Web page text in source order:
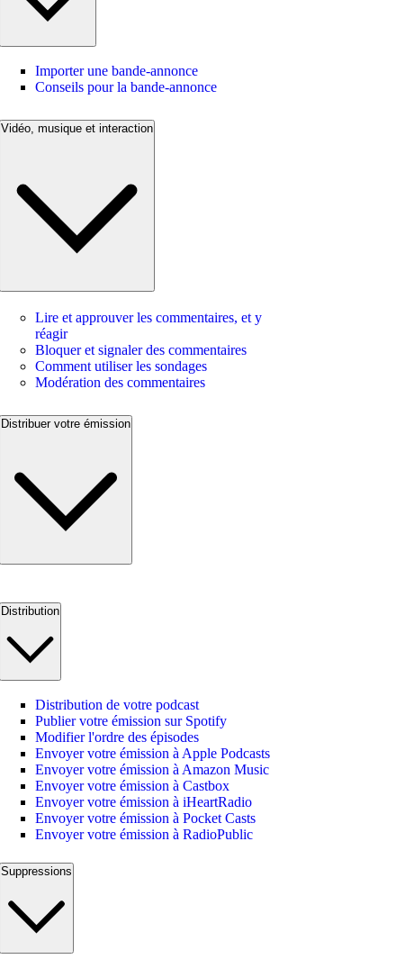
Importer une bande-annonce
Conseils pour la bande-annonce
Vidéo, musique et interaction
Lire et approuver les commentaires, et y
réagir
Bloquer et signaler des commentaires
Comment utiliser les sondages
Modération des commentaires
Distribuer votre émission
Distribution
Distribution de votre podcast
Publier votre émission sur Spotify
Modifier l'ordre des épisodes
Envoyer votre émission à Apple Podcasts
Envoyer votre émission à Amazon Music
Envoyer votre émission à Castbox
Envoyer votre émission à iHeartRadio
Envoyer votre émission à Pocket Casts
Envoyer votre émission à RadioPublic
Suppressions